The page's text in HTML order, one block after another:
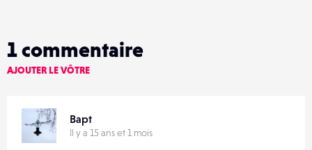
1commentaire
AJOUTER LE VÔTRE
Bapt
Il y a 15 ans et 1 mois